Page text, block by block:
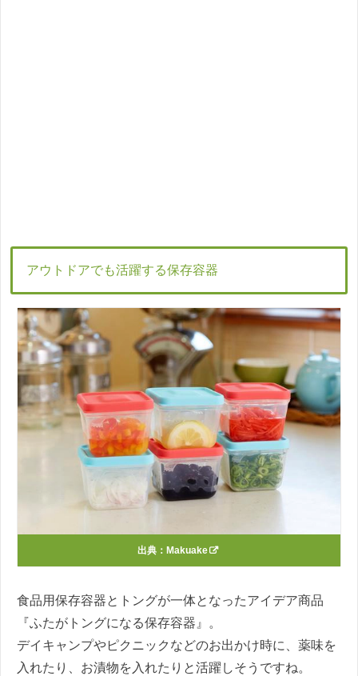
アウトドアでも活躍する保存容器
出典： Makuake
食品用保存容器とトングが一体となったアイデア商品
『ふたがトングになる保存容器』。
デイキャンプやピクニックなどのお出かけ時に、薬味を
入れたり、お漬物を入れたりと活躍しそうですね。